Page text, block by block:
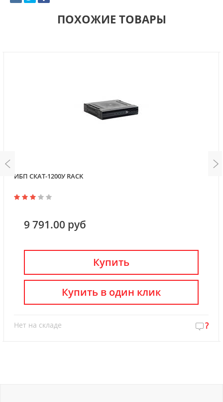
ПОХОЖИЕ ТОВАРЫ
ИБП СКАТ-1200У RACK
9 791.00 руб
Купить
Нет на складе ?
Купить в один клик